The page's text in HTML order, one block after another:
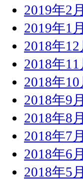
2019年2月
2019年1月
2018年12
2018年11
2018年10
2018年9月
2018年8月
2018年7月
2018年6月
2018年5月